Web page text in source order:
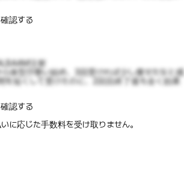
認する
注射
体型が整い始め、3回受ければ少し痩せたなと感
を短くして受けたのに、2回目終了後も全く効果
認する
に応じた手数料を受け取りません。